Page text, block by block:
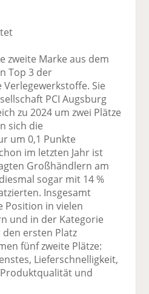
zweite Marke aus dem
Top 3 der
Sie
PCI Augsburg
zu 2024 um zwei Plätze
sich die
um 0,1 Punkte
im letzten Jahr ist
Großhändlern am
sogar mit 14 %
Insgesamt
Position in vielen
und in der Kategorie
ersten Platz
fünf zweite Plätze:
Lieferschnelligkeit,
und